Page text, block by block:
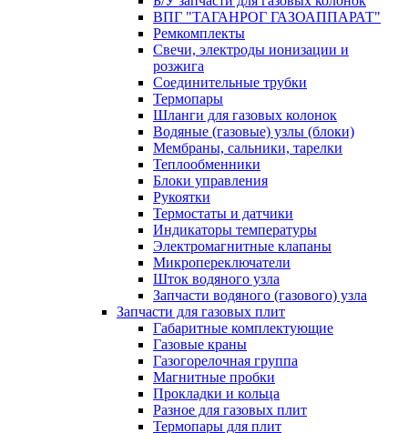
ВПГ "ТАГАНРОГ ГАЗОАППАРАТ"
Ремкомплекты
Свечи, электроды ионизации и
розжига
Соединительные трубки
Термопары
Шланги для газовых колонок
Водяные (газовые) узлы (блоки)
Мембраны, сальники, тарелки
Теплообменники
Блоки управления
Рукоятки
Термостаты и датчики
Индикаторы температуры
Электромагнитные клапаны
Микропереключатели
Шток водяного узла
Запчасти водяного (газового) узла
Запчасти для газовых плит
Габаритные комплектующие
Газовые краны
Газогорелочная группа
Магнитные пробки
Прокладки и кольца
Разное для газовых плит
Термопары для плит